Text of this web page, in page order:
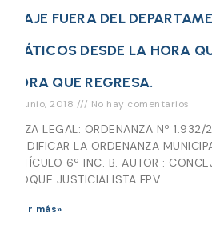
VIAJE FUERA DEL
VIÁTICOS DESDE LA HORA
HORA QUE REGRESA.
14 junio, 2018 No hay comentarios
PIEZA LEGAL: ORDENANZA Nº 1.932/
MODIFICAR LA ORDENANZA
ARTÍCULO 6º INC. B. AUTOR :
BLOQUE JUSTICIALISTA FPV
Leer más»